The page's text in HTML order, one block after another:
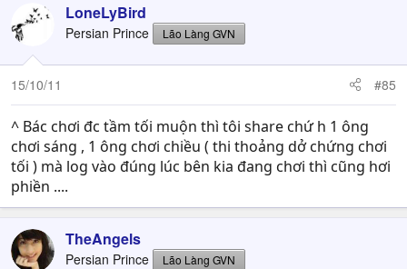
LoneLyBird
Persian Prince Lão Làng GVN
15/10/11 #85
^ Bác chơi đc tầm tối muộn thì tôi share chứ h 1 ông
chơi sáng , 1 ông chơi chiều ( thi thoảng dở chứng chơi
tối ) mà log vào đúng lúc bên kia đang chơi thì cũng hơi
phiền ....
TheAngels
Persian Prince Lão Làng GVN